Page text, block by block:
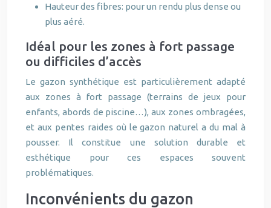
Hauteur des fibres: pour un rendu plus dense ou
plus aéré.
Idéal pour les zones à fort passage
ou difficiles d’accès
Le gazon synthétique est particulièrement adapté
aux zones à fort passage (terrains de jeux pour
enfants, abords de piscine…), aux zones ombragées,
et aux pentes raides où le gazon naturel a du mal à
pousser. Il constitue une solution durable et
esthétique pour ces espaces souvent
problématiques.
Inconvénients du gazon